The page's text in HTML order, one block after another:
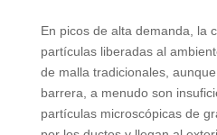
En picos de alta demanda, la
partículas liberadas al
de malla tradicionales,
barrera, a menudo son
partículas microscópicas de